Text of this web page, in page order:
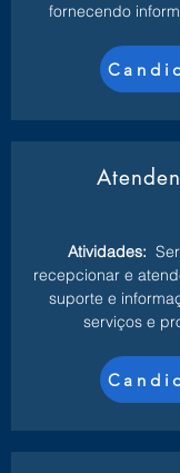
fornecendo
Atividades:
recepcionar e
suporte e
serviços e